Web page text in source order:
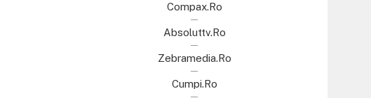
Compax.ro
Absoluttv.ro
Zebramedia.ro
Cumpi.ro